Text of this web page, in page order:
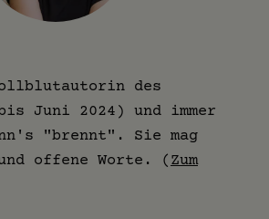
des
Juni 2024) und immer
"brennt". Sie mag
offene Worte. ( Zum